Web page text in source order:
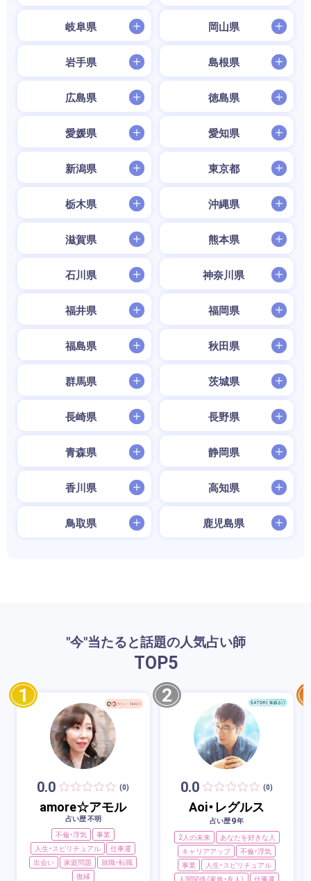
岐阜県 岡山県
岩手県 島根県
広島県 徳島県
愛媛県 愛知県
新潟県 東京都
栃木県 沖縄県
滋賀県 熊本県
石川県 神奈川県
福井県 福岡県
福島県 秋田県
群馬県 茨城県
長崎県 長野県
青森県 静岡県
香川県 高知県
鳥取県 鹿児島県
"今"当たると話題の人気占い師
TOP5
1
0.0 (0)
amore☆アモル
占い歴 不明
不倫・浮気
事業
人生・スピリチュアル
仕事運
出会い
家庭問題
就職・転職
復縁
2
0.0 (0)
Aoi・レグルス
占い歴9年
2人の未来
あなたを好きな人
キャリアアップ
不倫・浮気
事業
人生・スピリチュアル
人間関係（家族・友人）
仕事運